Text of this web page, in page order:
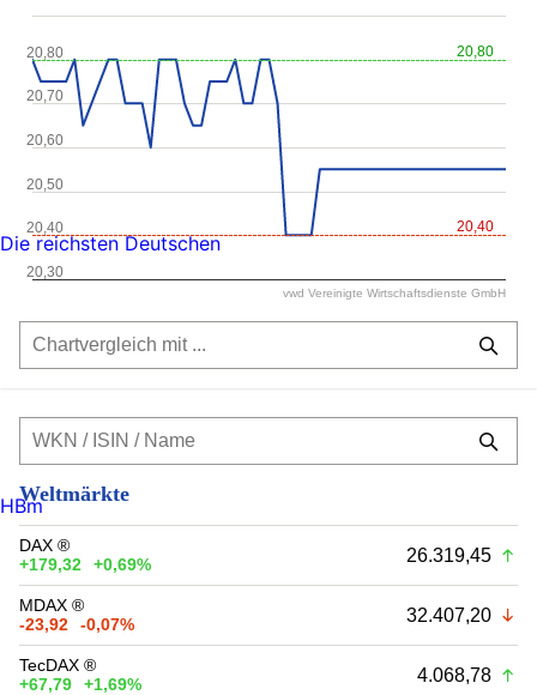
20,80
20,40
20,40
20,60
20,80
20,30
20,50
20,70
vwd Vereinigte Wirtschaftsdienste GmbH
Weltmärkte
DAX ®
+179,32
+0,69% 26.319,45
MDAX ®
-23,92
-0,07% 32.407,20
TecDAX ®
+67,79
+1,69% 4.068,78
Die reichsten Deutschen
HBm